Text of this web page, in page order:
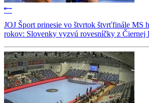
JOJ Šport prinesie vo štvrtok štvrťfinále MS
rokov: Slovenky vyzvú rovesníčky z Čiernej